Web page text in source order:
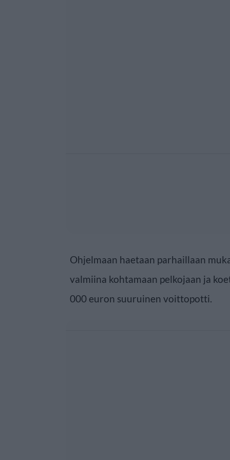
Ohjelmaan haetaan parhaillaan
valmiina kohtamaan pelkojaan ja
000 euron suuruinen voittopotti.